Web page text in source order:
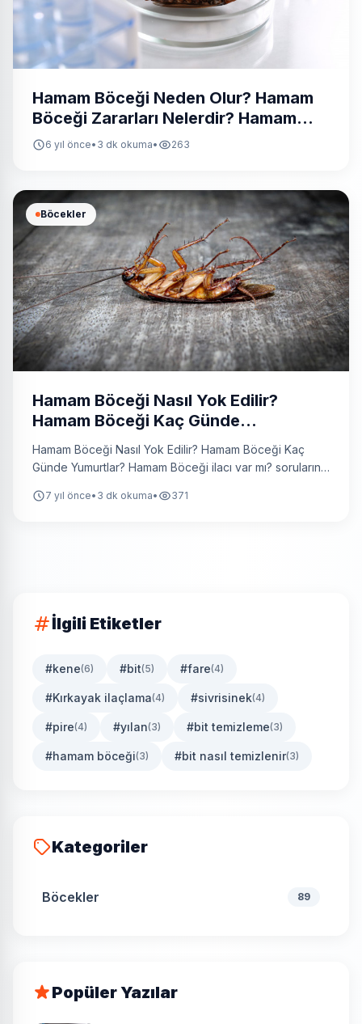
Hamam Böceği Neden Olur? Hamam
Böceği Zararları Nelerdir? Hamam
Böceği İlaçları Nelerdir?
6 yıl önce• 3 dk okuma• 263
Böcekler
Hamam Böceği Nasıl Yok Edilir?
Hamam Böceği Kaç Günde
Yumurtlar?
Hamam Böceği Nasıl Yok Edilir? Hamam Böceği Kaç
Günde Yumurtlar? Hamam Böceği ilacı var mı? sorularının
7 yıl önce• 3 dk okuma• 371
İlgili Etiketler
#kene(6) #bit(5) #fare(4)
#Kırkayak ilaçlama(4) #sivrisinek(4)
#pire(4) #yılan(3) #bit temizleme(3)
#hamam böceği(3) #bit nasıl temizlenir(3)
Kategoriler
Böcekler 89
Popüler Yazılar